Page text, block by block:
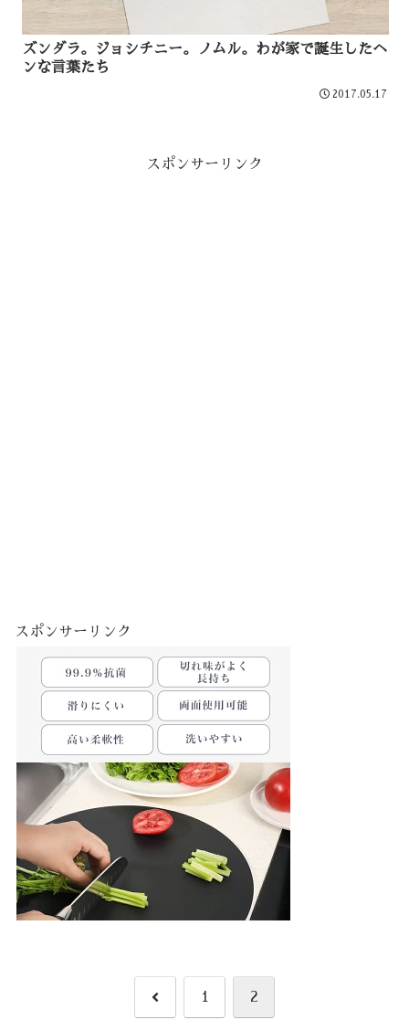
ズンダラ。ジョシチニー。ノムル。わが家で誕生したヘ
ンな言葉たち
2017.05.17
スポンサーリンク
スポンサーリンク
前 1 2